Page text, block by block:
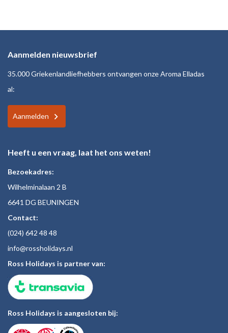
Aanmelden nieuwsbrief
35.000 Griekenlandliefhebbers ontvangen onze Aroma Elladas
al:
Aanmelden
Heeft u een vraag, laat het ons weten!
Bezoekadres:
Wilhelminalaan 2 B
6641 DG BEUNINGEN
Contact:
(024) 642 48 48
info@rossholidays.nl
Ross Holidays is partner van:
Ross Holidays is aangesloten bij: